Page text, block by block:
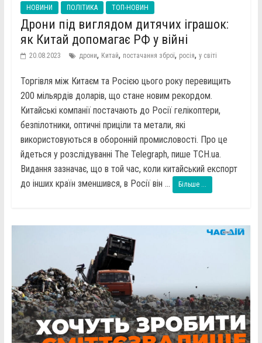
НОВИНИ ПОЛІТИКА ТОП-НОВИН
Дрони під виглядом дитячих іграшок:
як Китай допомагає РФ у війні
20.08.2023 дрони, Китай, постачання зброї, росія, у світі
Торгівля між Китаєм та Росією цього року перевищить
200 мільярдів доларів, що стане новим рекордом.
Китайські компанії постачають до Росії гелікоптери,
безпілотники, оптичні приціли та метали, які
використовуються в оборонній промисловості. Про це
йдеться у розслідуванні The Telegraph, пише ТСН.ua.
Видання зазначає, що в той час, коли китайський експорт
до інших країн зменшився, в Росії він ...
Більше ...